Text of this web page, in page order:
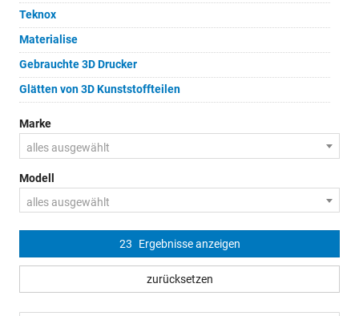
Teknox
Materialise
Gebrauchte 3D Drucker
Glätten von 3D Kunststoffteilen
Marke
alles ausgewählt
Modell
alles ausgewählt
23 Ergebnisse anzeigen
zurücksetzen